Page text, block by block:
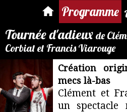
Programme
Tournée d'adieux de
Corbiat et Francis Viarouge
reservation@compagnie-
loeil.fr
Création
mecs là-bas
Clément et
un spectacle